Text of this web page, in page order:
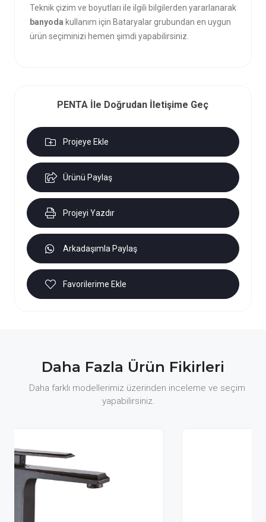
Teknik çizim ve boyutları ile ilgili bilgilerden yararlanarak
banyoda kullanım için Bataryalar grubundan en uygun
ürün seçiminizi hemen şimdi yapabilirsiniz.
PENTA İle Doğrudan İletişime Geç
Projeye Ekle
Ürünü Paylaş
Projeyi Yazdır
Arkadaşımla Paylaş
Favorilerime Ekle
Daha Fazla Ürün Fikirleri
Daha farklı modellerimiz üzerinden inceleme ve seçim
yapabilirsiniz.